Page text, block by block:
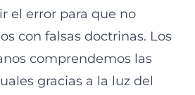
el error para que no
con falsas doctrinas. Los
comprendemos las
gracias a la luz del